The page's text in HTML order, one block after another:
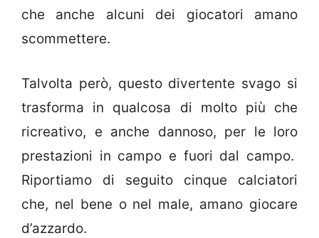
che anche alcuni dei giocatori amano
scommettere.
Talvolta però, questo divertente svago si
trasforma in qualcosa di molto più che
ricreativo, e anche dannoso, per le loro
prestazioni in campo e fuori dal campo.
Riportiamo di seguito cinque calciatori
che, nel bene o nel male, amano giocare
d’azzardo.